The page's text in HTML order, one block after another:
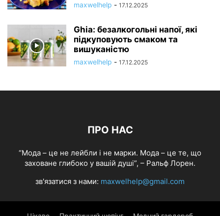
maxwelhelp - 17.12.2025
Ghia: безалкогольні напої, які
підкуповують смаком та
вишуканістю
maxwelhelp - 17.12.2025
ПРО НАС
“Мода – це не лейбли і не марки. Мода – це те, що
заховане глибоко у вашій душі”, – Ральф Лорен.
зв'язатися з нами: maxwelhelp@gmail.com